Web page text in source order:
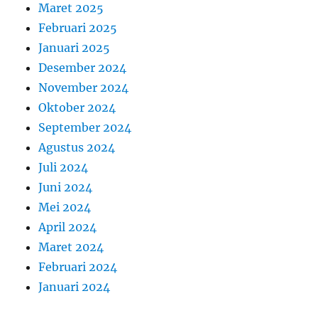
Maret 2025
Februari 2025
Januari 2025
Desember 2024
November 2024
Oktober 2024
September 2024
Agustus 2024
Juli 2024
Juni 2024
Mei 2024
April 2024
Maret 2024
Februari 2024
Januari 2024